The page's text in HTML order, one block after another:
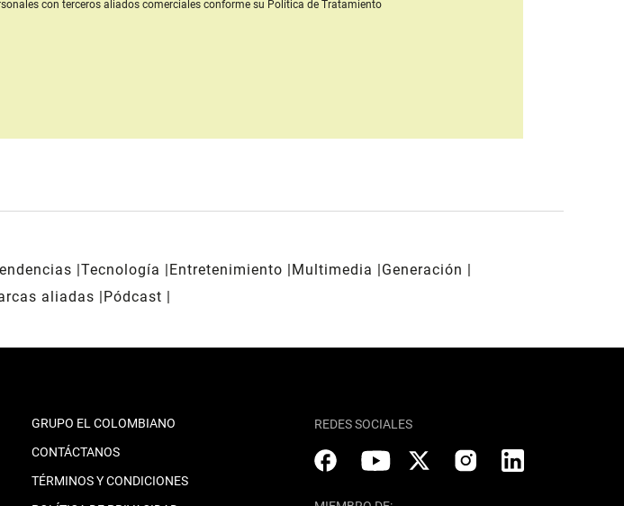
con terceros aliados comercialesconforme su Política de Tratamiento
Tecnología Entretenimiento Multimedia
Generación
aliadas
Pódcast
GRUPO EL COLOMBIANO
CONTÁCTANOS
TÉRMINOS Y CONDICIONES
REDES SOCIALES